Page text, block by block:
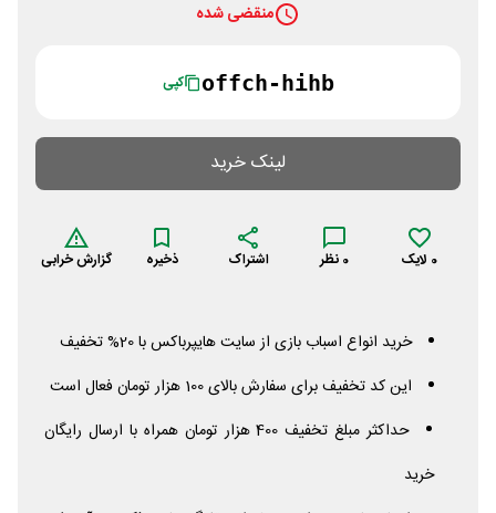
منقضی شده
offch-hihb کپی
لینک خرید
0 لایک 0 نظر اشتراک ذخیره گزارش خرابی
خرید انواع اسباب بازی از سایت هایپرباکس با 20% تخفیف
این کد تخفیف برای سفارش بالای 100 هزار تومان فعال است
حداکثر مبلغ تخفیف 400 هزار تومان همراه با ارسال رایگان
خرید